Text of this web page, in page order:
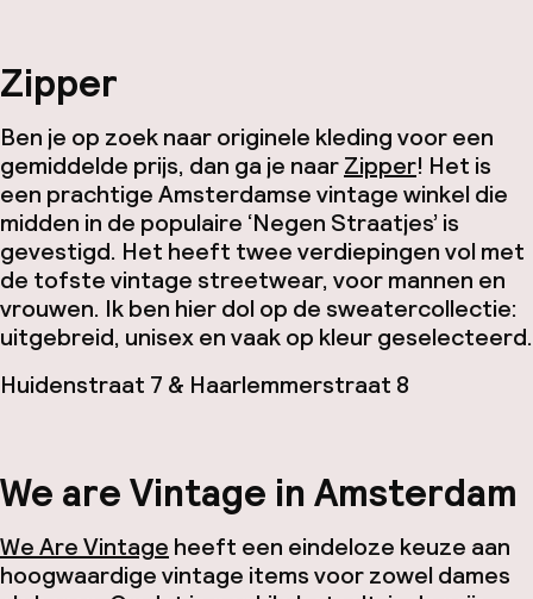
Zipper
Ben je op zoek naar originele kleding voor een
gemiddelde prijs, dan ga je naarZipper! Het is
een prachtige Amsterdamse vintage winkel die
midden in de populaire ‘Negen Straatjes’ is
gevestigd. Het heeft twee verdiepingen vol met
de tofste vintage streetwear, voor mannen en
vrouwen. Ik ben hier dol op de sweatercollectie:
uitgebreid, unisex en vaak op kleur geselecteerd.
Huidenstraat 7 & Haarlemmerstraat 8
We are Vintage in Amsterdam
We Are Vintage heeft een eindeloze keuze aan
hoogwaardige vintage items voor zowel dames